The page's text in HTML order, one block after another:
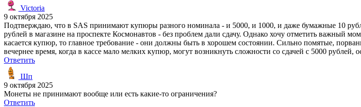
Victoria
9 октября 2025
Подтверждаю, что в SAS принимают купюры разного номинала - и 5000, и 1000, и даже бумажные 10
рублей в магазине на проспекте Космонавтов - без проблем дали сдачу. Однако хочу отметить важный
касается купюр, то главное требование - они должны быть в хорошем состоянии. Сильно помятые,
вечернее время, когда в кассе мало мелких купюр, могут возникнуть сложности со сдачей с 5000 рублей,
Ответить
Шп
9 октября 2025
Монеты не принимают вообще или есть какие-то ограничения?
Ответить